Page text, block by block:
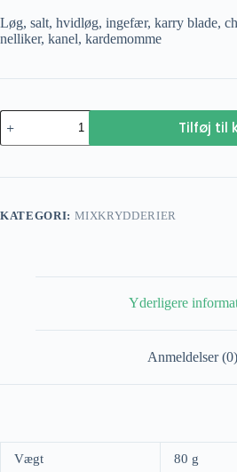
Løg, salt, hvidløg, ingefær, karry blade,
nelliker, kanel, kardemomme
Indisk
lammegryde
antal
Tilføj til
KATEGORI: MIXKRYDDERIER
Yderligere
Anmeldelser (0)
Vægt 80 g